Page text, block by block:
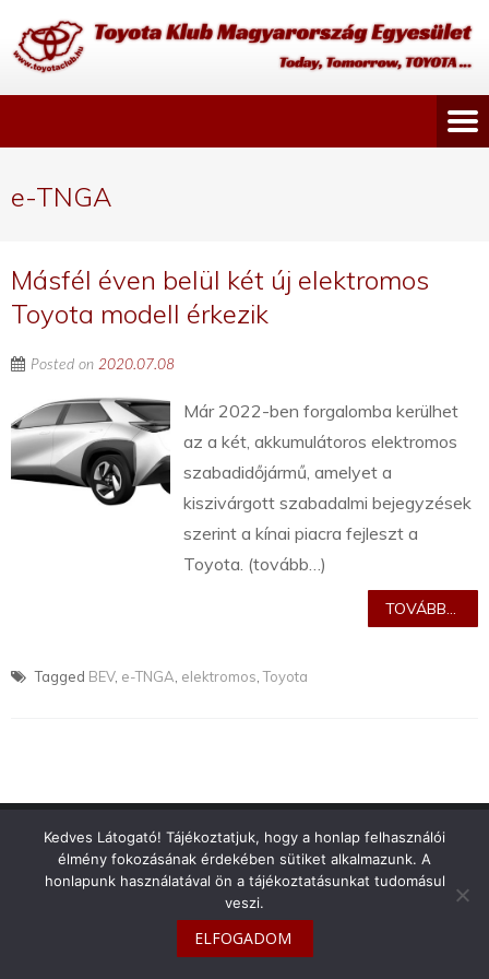
e-TNGA
Másfél éven belül két új elektromos
Toyota modell érkezik
Posted on 2020.07.08
Már 2022-ben forgalomba kerülhet
az a két, akkumulátoros elektromos
szabadidőjármű, amelyet a
kiszivárgott szabadalmi bejegyzések
szerint a kínai piacra fejleszt a
Toyota. (tovább…)
TOVÁBB...
Tagged BEV, e-TNGA elektromos ,Toyota
Copyright © 2026Toyota Klub Magyarország
Kedves Látogató! Tájékoztatjuk, hogy a honlap felhasználói
élmény fokozásának érdekében sütiket alkalmazunk. A
honlapunk használatával ön a tájékoztatásunkat tudomásul
veszi.
ELFOGADOM